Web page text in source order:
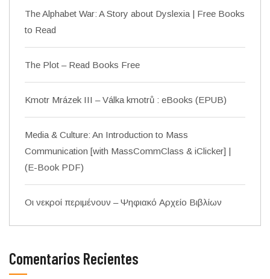
The Alphabet War: A Story about Dyslexia | Free Books
to Read
The Plot – Read Books Free
Kmotr Mrázek III – Válka kmotrů : eBooks (EPUB)
Media & Culture: An Introduction to Mass
Communication [with MassCommClass & iClicker] |
(E-Book PDF)
Οι νεκροί περιμένουν – Ψηφιακό Αρχείο Βιβλίων
Comentarios Recientes